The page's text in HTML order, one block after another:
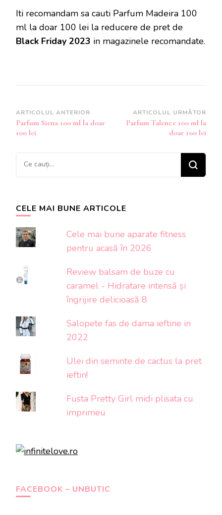
Iti recomandam sa cauti Parfum Madeira 100
ml la doar 100 lei la reducere de pret de
Black Friday 2023 in magazinele recomandate.
Navigare
în
ARTICOLUL ANTERIOR
Parfum Siena 100 ml la doar
100 lei
ARTICOLUL URMĂTOR
Parfum Talence 100 ml la
doar 100 lei
Cauți
ceva?
CELE MAI BUNE ARTICOLE
Cele mai bune aparate fitness
pentru acasă în 2026
Review balsam de buze cu
caramel - Hidratare intensă și
îngrijire delicioasă 8
Salopete fas de dama ieftine in
2022
Ulei din seminte de cactus la pret
ieftin!
Fusta Pretty Girl midi plisata cu
imprimeu
FACEBOOK – UNBUTIC